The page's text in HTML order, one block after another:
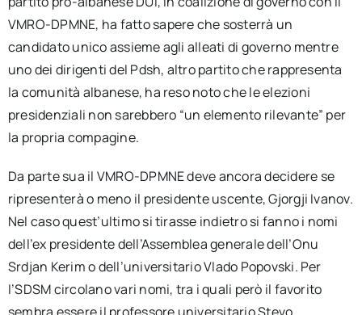
VMRO-DPMNE, ha fatto sapere che sosterrà un
candidato unico assieme agli alleati di governo mentre
uno dei dirigenti del Pdsh, altro partito che rappresenta
la comunità albanese, ha reso noto che le elezioni
presidenziali non sarebbero “un elemento rilevante” per
la propria compagine.
Da parte sua il VMRO-DPMNE deve ancora decidere se
ripresenterà o meno il presidente uscente, Gjorgji Ivanov.
Nel caso quest’ultimo si tirasse indietro si fanno i nomi
dell’ex presidente dell’Assemblea generale dell’Onu
Srdjan Kerim o dell’universitario Vlado Popovski. Per
l’SDSM circolano vari nomi, tra i quali però il favorito